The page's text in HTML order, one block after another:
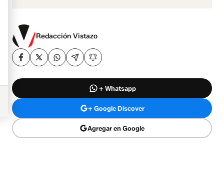
Redacción Vistazo
+ Whatsapp
+ Google Discover
Agregar en Google